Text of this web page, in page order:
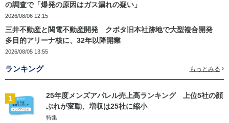
の調査で「爆発の原因はガス漏れの疑い」
2026/08/06 12:15
三井不動産と関電不動産開発 クボタ旧本社跡地で大型複合開発
多目的アリーナ核に、32年以降開業
2026/08/05 13:55
ランキング もっとみる
1
25年度メンズアパレル売上高ランキング 上位5社の顔
ぶれが変動、増収は25社に縮小
特集